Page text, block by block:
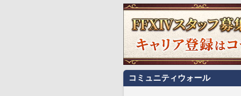
コミュニティウォール